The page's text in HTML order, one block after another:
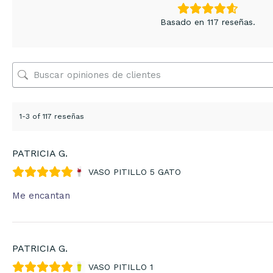
Basado en 117 reseñas.
1-3 of 117 reseñas
PATRICIA G.
VASO PITILLO 5 GATO
Me encantan
PATRICIA G.
VASO PITILLO 1